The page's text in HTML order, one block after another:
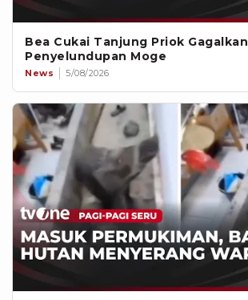
Bea Cukai Tanjung Priok Gagalkan
Penyelundupan Moge
News 5/08/2026